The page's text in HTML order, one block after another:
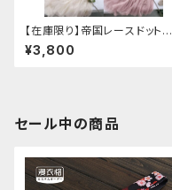
【在庫限り】帝国レースドットワ
ンピース
¥3,800
セール中の商品